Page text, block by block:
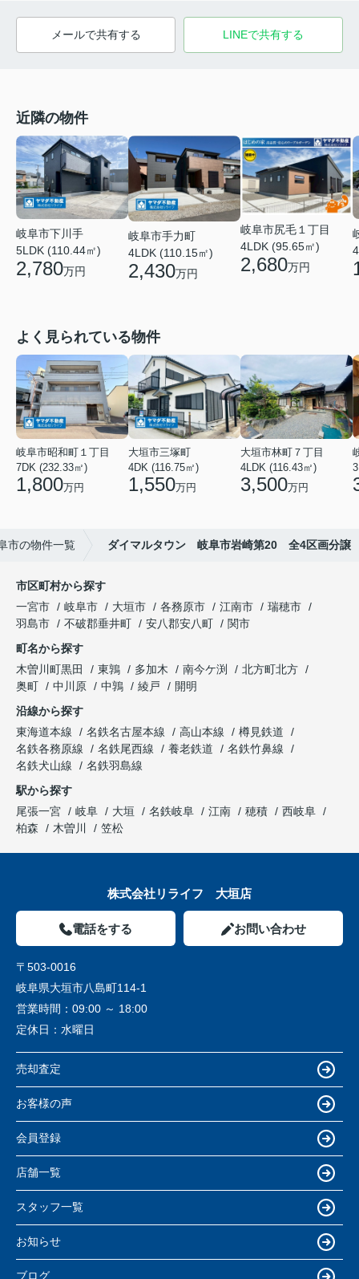
メールで共有する LINEで共有する
近隣の物件
岐阜市下川手
5LDK (110.44㎡)
2,780万円
岐阜市手力町
4LDK (110.15㎡)
2,430万円
岐阜市尻毛１丁目
4LDK (95.65㎡)
2,680万円
よく見られている物件
岐阜市昭和町１丁目
7DK (232.33㎡)
1,800万円
大垣市三塚町
4DK (116.75㎡)
1,550万円
大垣市林町７丁目
4LDK (116.43㎡)
3,500万円
市の物件一覧 ダイマルタウン 岐阜市岩崎第20 全4区画分譲
市区町村から探す
一宮市
岐阜市 大垣市 各務原市 江南市
瑞穂市
羽島市
不破郡垂井町 安八郡安八町
関市
町名から探す
木曽川町黒田
東鶉 多加木 南今ケ渕
北方町北方
奥町
中川原 中鶉 綾戸
開明
沿線から探す
東海道本線
名鉄名古屋本線 高山本線
樽見鉄道
名鉄各務原線
名鉄尾西線 養老鉄道
名鉄竹鼻線
名鉄犬山線
名鉄羽島線
駅から探す
尾張一宮
岐阜 大垣 名鉄岐阜 江南 穂積
西岐阜
柏森
木曽川 笠松
株式会社リライフ 大垣店
電話をする お問い合わせ
〒503-0016
岐阜県大垣市八島町114-1
営業時間： 09:00 ～ 18:00
定休日： 水曜日
売却査定
お客様の声
会員登録
店舗一覧
スタッフ一覧
お知らせ
ブログ